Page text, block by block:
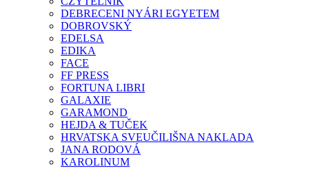
DEBRECENI NYÁRI EGYETEM
DOBROVSKÝ
EDELSA
EDIKA
FACE
FF PRESS
FORTUNA LIBRI
GALAXIE
GARAMOND
HEJDA & TUČEK
HRVATSKA SVEUČILIŠNA NAKLADA
JANA RODOVÁ
KAROLINUM